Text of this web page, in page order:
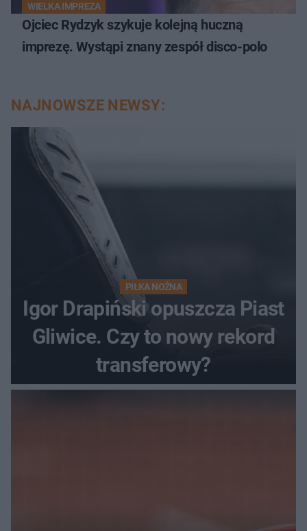
WIELKA IMPREZA
Ojciec Rydzyk szykuje kolejną huczną
imprezę. Wystąpi znany zespół disco-polo
NAJNOWSZE NEWSY:
PIŁKA NOŻNA
Igor Drapiński opuszcza Piast
Gliwice. Czy to nowy rekord
transferowy?